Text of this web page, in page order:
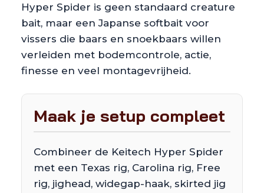
Hyper Spider is geen standaard creature
bait, maar een Japanse softbait voor
vissers die baars en snoekbaars willen
verleiden met bodemcontrole, actie,
finesse en veel montagevrijheid.
Maak je setup compleet
Combineer de Keitech Hyper Spider
met een Texas rig, Carolina rig, Free
rig, jighead, widegap-haak, skirted jig